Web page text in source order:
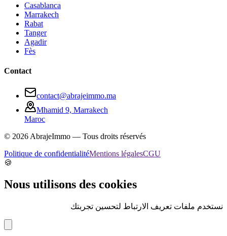
Casablanca
Marrakech
Rabat
Tanger
Agadir
Fès
Contact
contact@abrajeimmo.ma
Mhamid 9, Marrakech
Maroc
© 2026AbrajeImmo — Tous droits réservés
Politique de confidentialitéMentions légalesCGU
🍪
Nous utilisons des cookies
نستخدم ملفات تعريف الارتباط لتحسين تجربتك